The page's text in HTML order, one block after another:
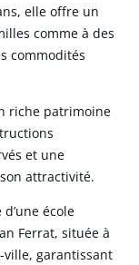
elle offre un
comme à des
commodités
riche patrimoine
et une
attractivité.
école
Ferrat, située à
garantissant